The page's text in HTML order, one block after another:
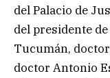
del Palacio de
del presidente
Tucumán,
doctor Antonio